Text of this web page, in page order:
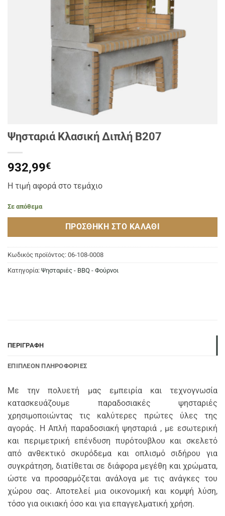
Ψησταριά Κλασική Διπλή Β207
932,99€
Η τιμή αφορά στο τεμάχιο
Σε απόθεμα
ΠΡΟΣΘΉΚΗ ΣΤΟ ΚΑΛΆΘΙ
Κωδικός προϊόντος: 06-108-0008
Κατηγορία: Ψησταριές - BBQ - Φούρνοι
ΠΕΡΙΓΡΑΦΉ
ΕΠΙΠΛΈΟΝ ΠΛΗΡΟΦΟΡΊΕΣ
Με την πολυετή μας εμπειρία και τεχνογνωσία
κατασκευάζουμε παραδοσιακές ψησταριές
χρησιμοποιώντας τις καλύτερες πρώτες ύλες της
αγοράς. Η Απλή παραδοσιακή ψησταριά , με εσωτερική
και περιμετρική επένδυση πυρότουβλου και σκελετό
από ανθεκτικό σκυρόδεμα και οπλισμό σιδήρου για
συγκράτηση, διατίθεται σε διάφορα μεγέθη και χρώματα,
ώστε να προσαρμόζεται ανάλογα με τις ανάγκες του
χώρου σας. Αποτελεί μια οικονομική και κομψή λύση,
τόσο για οικιακή όσο και για επαγγελματική χρήση.